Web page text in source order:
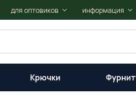
для оптовиков информация
Крючки